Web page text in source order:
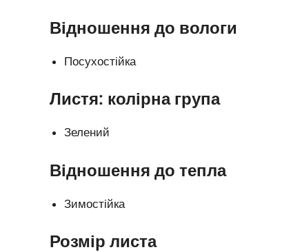
Відношення до вологи
Посухостійка
Листя: колірна група
Зелений
Відношення до тепла
Зимостійка
Розмір листа